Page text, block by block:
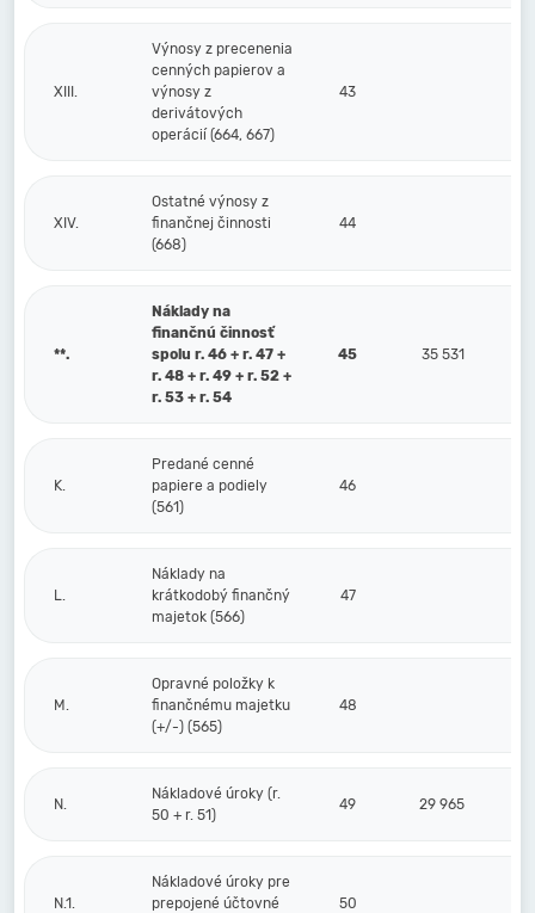
XIII.
Výnosy z precenenia
cenných papierov a
výnosy z
derivátových
operácií (664, 667)
43
XIV.
Ostatné výnosy z
finančnej činnosti
(668)
44
**.
Náklady na
finančnú činnosť
spolu r. 46 + r. 47 +
r. 48 + r. 49 + r. 52 +
r. 53 + r. 54
45 35 531
K.
Predané cenné
papiere a podiely
(561)
46
L.
Náklady na
krátkodobý finančný
majetok (566)
47
M.
Opravné položky k
finančnému majetku
(+/-) (565)
48
N.
Nákladové úroky (r.
50 + r. 51)
49 29 965
N.1.
Nákladové úroky pre
prepojené účtovné
50